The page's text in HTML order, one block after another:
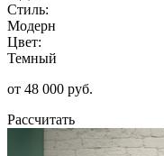
Стиль:
Модерн
Цвет:
Темный
от 48 000 руб.
Рассчитать